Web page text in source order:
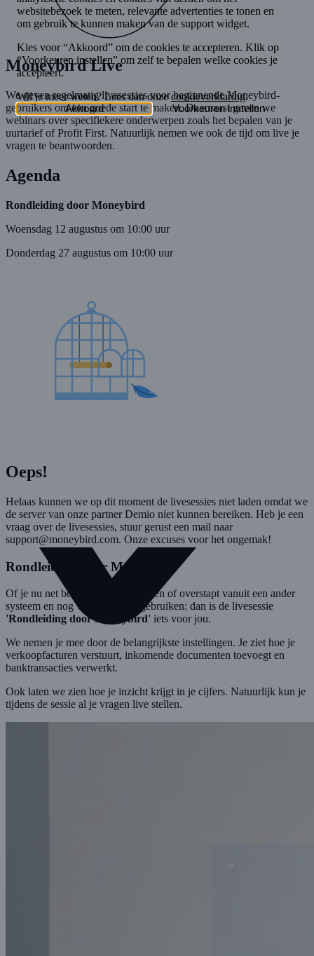
Moneybird Live
We geven regelmatig livesessies voor beginnende Moneybird-
gebruikers om een goede start te maken. Daarnaast geven we
webinars over specifiekere onderwerpen zoals het bepalen van je
uurtarief of Profit First. Natuurlijk nemen we ook de tijd om live je
vragen te beantwoorden.
Agenda
Rondleiding door Moneybird
Woensdag 12 augustus om 10:00 uur
Donderdag 27 augustus om 10:00 uur
Oeps!
Helaas kunnen we op dit moment de livesessies niet laden omdat we
de server van onze partner Demio niet kunnen bereiken. Heb je een
vraag over de livesessies, stuur gerust een mail naar
support@moneybird.com. Onze excuses voor het ongemak!
Rondleiding door Moneybird
Of je nu net begint met boekhouden of overstapt vanuit een ander
systeem en nog wat hulp kunt gebruiken: dan is de livesessie
'Rondleiding door Moneybird' iets voor jou.
We nemen je mee door de belangrijkste instellingen. Je ziet hoe je
verkoopfacturen verstuurt, inkomende documenten toevoegt en
banktransacties verwerkt.
Ook laten we zien hoe je inzicht krijgt in je cijfers. Natuurlijk kun je
tijdens de sessie al je vragen live stellen.